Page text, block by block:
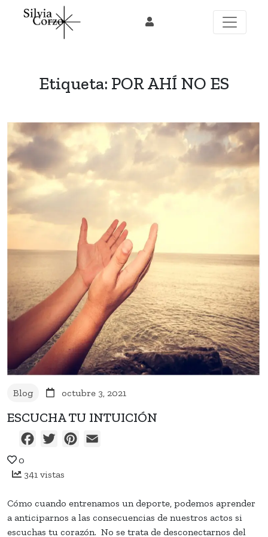
Etiqueta: POR AHÍ NO ES
Blog octubre 3, 2021
ESCUCHA TU INTUICIÓN
FacebookTwitterPinterest
0
341 vistas
Cómo cuando entrenamos un deporte, podemos aprender
a anticiparnos a las consecuencias de nuestros actos si
escuchas tu corazón. No se trata de desconectarnos del